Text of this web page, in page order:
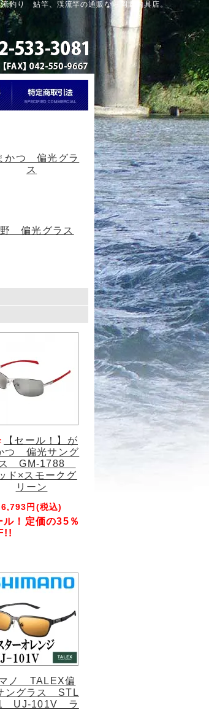
流釣り 鮎竿、渓流竿の通販なら岡野釣具店。
かつ 偏光グラ
ス
偏光グラス
【セール！】が
つ 偏光サング
GM-1788
ド×スモークグ
リーン
6,793円(税込)
ル！定価の35％
ノ TALEX偏
ングラス STL
UJ-101V ラ